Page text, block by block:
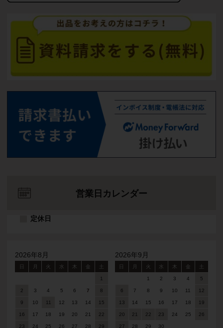
営業日カレンダー
定休日
2026年8月
火 水 木 金 土
1
2 3 4 5 6 7 8
9 10 11 12 13 14 15
16 17 18 19 20 21 22
23 24 25 26 27 28 29
2026年9月
火 水 木 金 土
1 2 3 4 5
6 7 8 9 10 11 12
13 14 15 16 17 18 19
20 21 22 23 24 25 26
27 28 29 30